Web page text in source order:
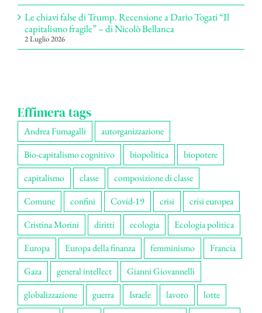
Le chiavi false di Trump. Recensione a Dario Togati “Il
capitalismo fragile” – di Nicolò Bellanca
2 Luglio 2026
Effimera tags
Andrea Fumagalli
autorganizzazione
Bio-capitalismo cognitivo
biopolitica
biopotere
capitalismo
classe
composizione di classe
Comune
confini Covid-19 crisi
crisi europea
Cristina Morini
diritti ecologia
Ecologia politica
Europa
Europa della finanza femminismo
Francia
Gaza
general intellect
Gianni Giovannelli
globalizzazione
guerra Israele lavoro
lotte